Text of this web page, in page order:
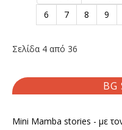
6
7 8 9
Σελίδα 4 από 36
BG
Mini Mamba stories - με